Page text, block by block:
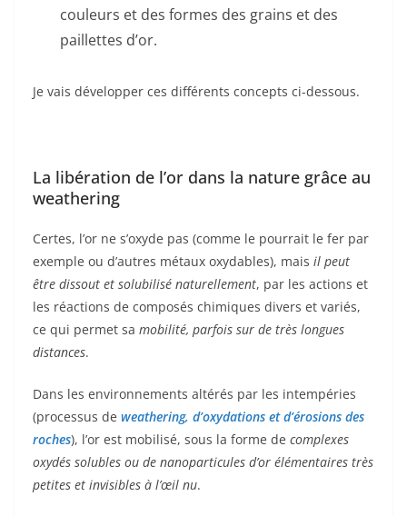
couleurs et des formes des grains et des
paillettes d’or.
Je vais développer ces différents concepts ci-dessous.
La libération de l’or dans la nature grâce au
weathering
Certes, l’or ne s’oxyde pas (comme le pourrait le fer par
exemple ou d’autres métaux oxydables), mais il peut
être dissout et solubilisé naturellement, par les actions et
les réactions de composés chimiques divers et variés,
ce qui permet sa mobilité, parfois sur de très longues
distances.
Dans les environnements altérés par les intempéries
(processus de weathering, d’oxydations et d’érosions des
roches), l’or est mobilisé, sous la forme de complexes
oxydés solubles ou de nanoparticules d’or élémentaires très
petites et invisibles à l’œil nu.